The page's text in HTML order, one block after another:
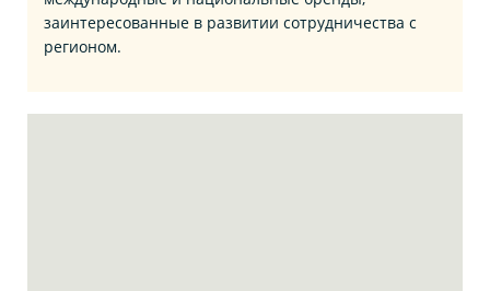
заинтересованные в развитии сотрудничества с
регионом.